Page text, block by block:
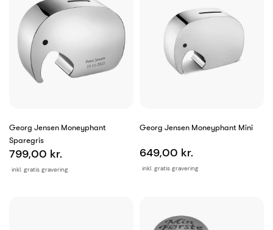
Georg Jensen Moneyphant
Sparegris
inkl. gratis gravering
799,00 kr.
Georg Jensen Moneyphant Mini
inkl. gratis gravering
649,00 kr.